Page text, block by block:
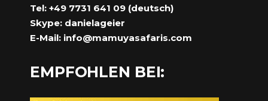
Tel: +49 7731 641 09 (deutsch)
Skype: danielageier
E-Mail: info@mamuyasafaris.com
EMPFOHLEN BEI: